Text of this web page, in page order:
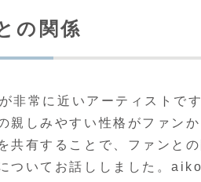
の関係
非常に近いアーティストで
親しみやすい性格がファン
共有することで、ファンと
ついてお話ししました。